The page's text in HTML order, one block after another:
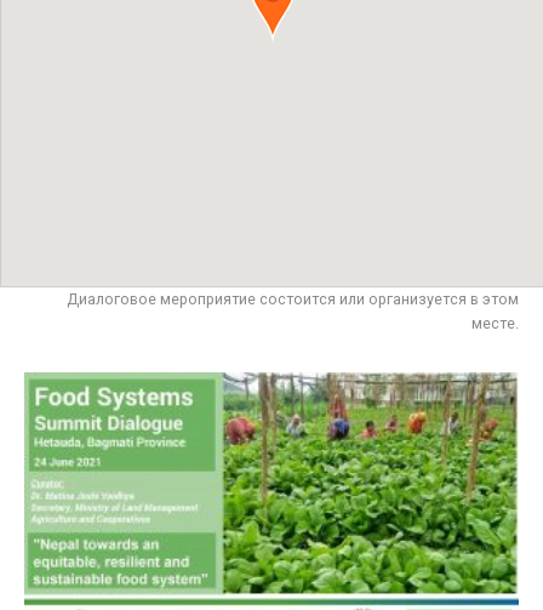
Диалоговое мероприятие состоится или организуется в этом
месте.